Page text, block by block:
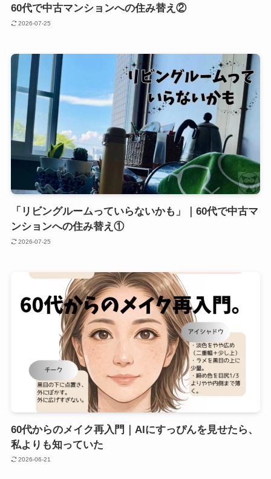
60代で中古マンションへの住み替え②
2026-07-25
「リビングルームっていらないかも」｜60代で中古マ
ンションへの住み替え①
2026-07-25
60代からのメイク再入門｜AIにすっぴんを見せたら、
私よりも知っていた
2026-06-21